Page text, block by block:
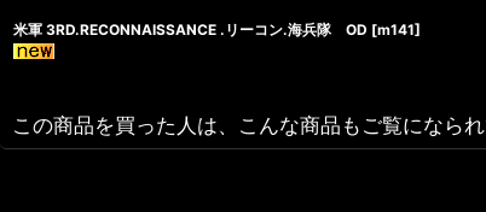
米軍 3RD.RECONNAISSANCE .リーコン.海兵隊 OD [m141]
この商品を買った人は、こんな商品もご覧になら